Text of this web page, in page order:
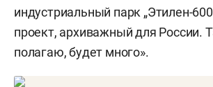
индустриальный парк „Этилен-
проект, архиважный для России.
полагаю, будет много».